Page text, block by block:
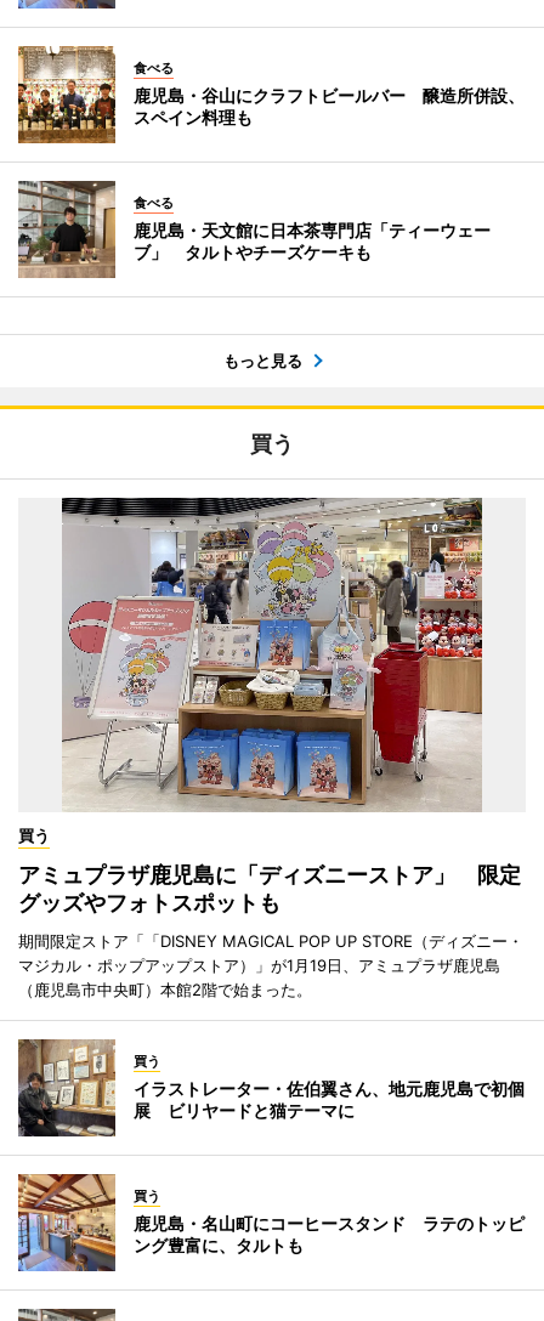
食べる
鹿児島・谷山にクラフトビールバー 醸造所併設、
スペイン料理も
食べる
鹿児島・天文館に日本茶専門店「ティーウェー
ブ」 タルトやチーズケーキも
もっと見る
買う
買う
アミュプラザ鹿児島に「ディズニーストア」 限定
グッズやフォトスポットも
期間限定ストア「「DISNEY MAGICAL POP UP STORE（ディズニー・
マジカル・ポップアップストア）」が1月19日、アミュプラザ鹿児島
（鹿児島市中央町）本館2階で始まった。
買う
イラストレーター・佐伯翼さん、地元鹿児島で初個
展 ビリヤードと猫テーマに
買う
鹿児島・名山町にコーヒースタンド ラテのトッピ
ング豊富に、タルトも